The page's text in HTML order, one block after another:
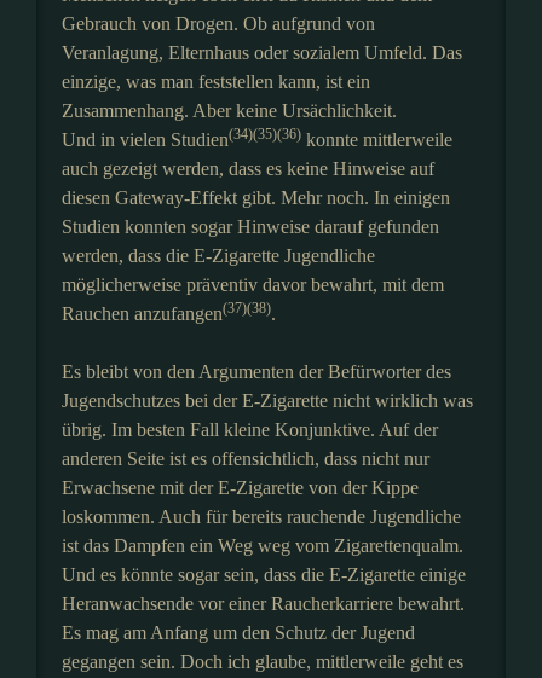
Gebrauch von Drogen. Ob aufgrund von
Veranlagung, Elternhaus oder sozialem Umfeld. Das
einzige, was man feststellen kann, ist ein
Zusammenhang. Aber keine Ursächlichkeit.
Und in vielen Studien(34)(35)(36) konnte mittlerweile
auch gezeigt werden, dass es keine Hinweise auf
diesen Gateway-Effekt gibt. Mehr noch. In einigen
Studien konnten sogar Hinweise darauf gefunden
werden, dass die E-Zigarette Jugendliche
möglicherweise präventiv davor bewahrt, mit dem
Rauchen anzufangen(37)(38).
Es bleibt von den Argumenten der Befürworter des
Jugendschutzes bei der E-Zigarette nicht wirklich was
übrig. Im besten Fall kleine Konjunktive. Auf der
anderen Seite ist es offensichtlich, dass nicht nur
Erwachsene mit der E-Zigarette von der Kippe
loskommen. Auch für bereits rauchende Jugendliche
ist das Dampfen ein Weg weg vom Zigarettenqualm.
Und es könnte sogar sein, dass die E-Zigarette einige
Heranwachsende vor einer Raucherkarriere bewahrt.
Es mag am Anfang um den Schutz der Jugend
gegangen sein. Doch ich glaube, mittlerweile geht es